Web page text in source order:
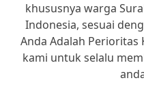
khususnya warga
Indonesia, sesuai
Anda Adalah Perioritas
kami untuk selalu